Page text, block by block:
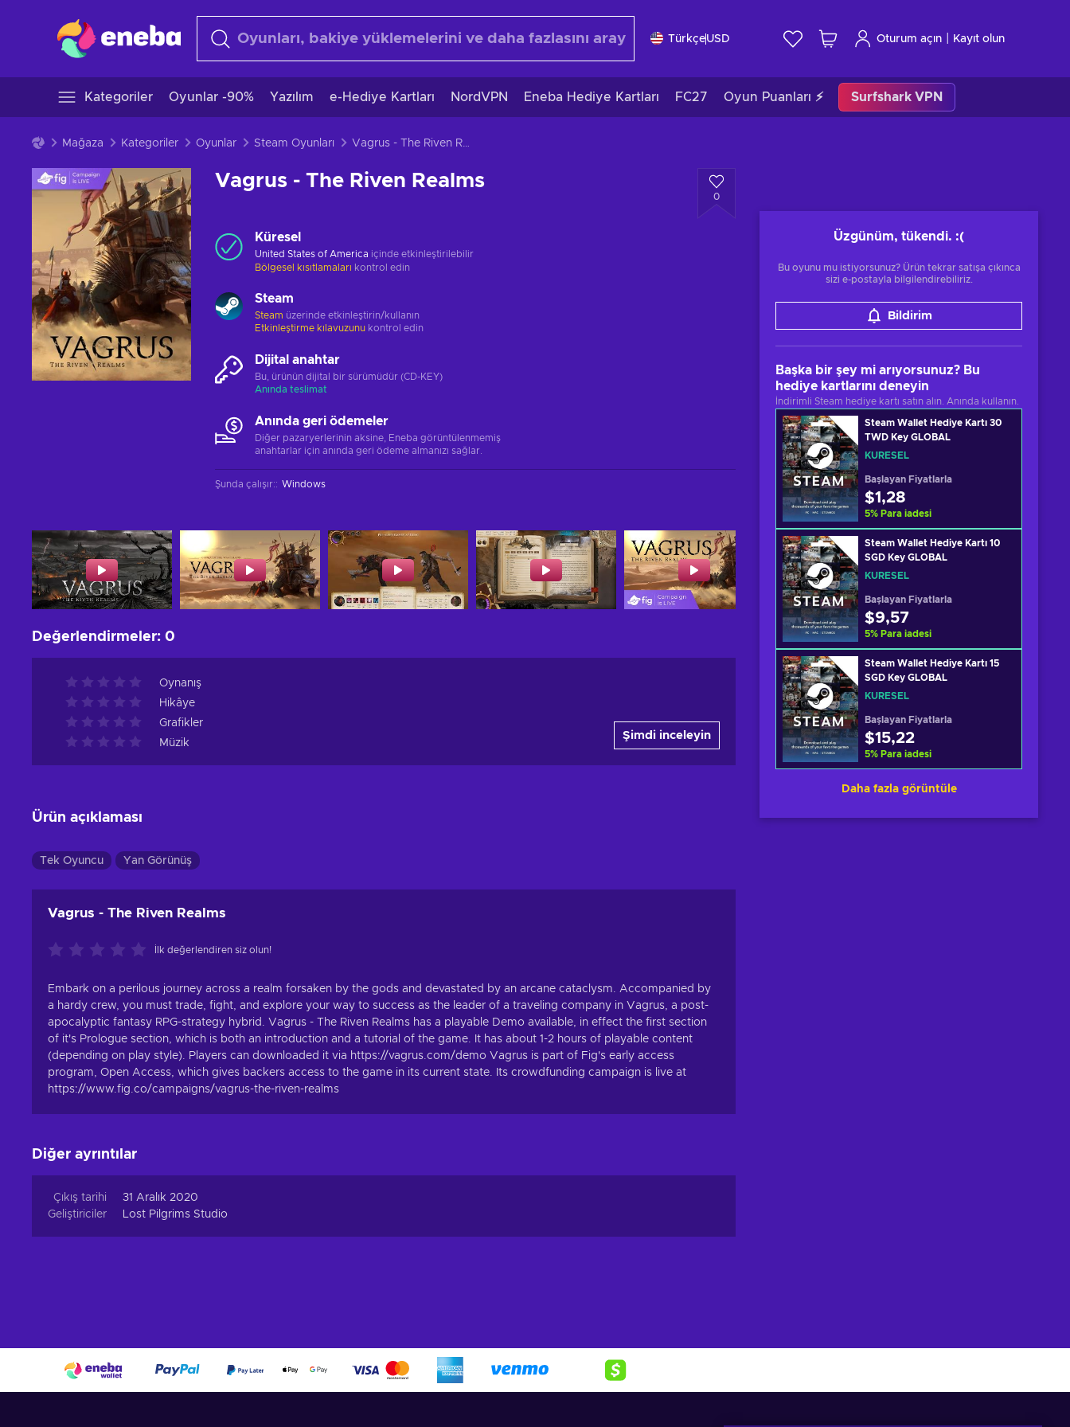
TürkçeUSD Oturum açın Kayıt olun
Kategoriler Oyunlar -90% Yazılım e-Hediye Kartları NordVPN Eneba Hediye Kartları FC27 Oyun Puanları ⚡ Surfshark VPN
Mağaza Kategoriler Oyunlar Steam Oyunları Vagrus - The Riven Realms
Vagrus - The Riven Realms
0
Üzgünüm, tükendi. :(
Bu oyunu mu istiyorsunuz? Ürün tekrar satışa çıkınca
sizi e-postayla bilgilendirebiliriz.
Bildirim
Başka bir şey mi arıyorsunuz? Bu
hediye kartlarını deneyin
İndirimli Steam hediye kartı satın alın. Anında kullanın.
Steam Wallet Hediye Kartı 30
TWD Key GLOBAL
KÜRESEL
Başlayan Fiyatlarla
$1,28
5% Para iadesi
Steam Wallet Hediye Kartı 10
SGD Key GLOBAL
KÜRESEL
Başlayan Fiyatlarla
$9,57
5% Para iadesi
Steam Wallet Hediye Kartı 15
SGD Key GLOBAL
KÜRESEL
Başlayan Fiyatlarla
$15,22
5% Para iadesi
Daha fazla görüntüle
Küresel
United States of America içinde etkinleştirilebilir
Bölgesel kısıtlamaları kontrol edin
Steam
Steam üzerinde etkinleştirin/kullanın
Etkinleştirme kılavuzunu kontrol edin
Dijital anahtar
Bu, ürünün dijital bir sürümüdür (CD-KEY)
Anında teslimat
Anında geri ödemeler
Diğer pazaryerlerinin aksine, Eneba görüntülenmemiş
anahtarlar için anında geri ödeme almanızı sağlar.
Şunda çalışır:: Windows
Değerlendirmeler: 0
Oynanış
Hikâye
Grafikler
Müzik
Şimdi inceleyin
Ürün açıklaması
Tek Oyuncu Yan Görünüş
Vagrus - The Riven Realms
İlk değerlendiren siz olun!
Embark on a perilous journey across a realm forsaken by the gods and devastated by an arcane cataclysm. Accompanied by
a hardy crew, you must trade, fight, and explore your way to success as the leader of a traveling company in Vagrus, a post-
apocalyptic fantasy RPG-strategy hybrid. Vagrus - The Riven Realms has a playable Demo available, in effect the first section
of it's Prologue section, which is both an introduction and a tutorial of the game. It has about 1-2 hours of playable content
(depending on play style). Players can downloaded it via https://vagrus.com/demo Vagrus is part of Fig's early access
program, Open Access, which gives backers access to the game in its current state. Its crowdfunding campaign is live at
https://www.fig.co/campaigns/vagrus-the-riven-realms
Diğer ayrıntılar
Çıkış tarihi
31 Aralık 2020
Geliştiriciler
Lost Pilgrims Studio